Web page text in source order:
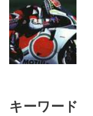
キーワード